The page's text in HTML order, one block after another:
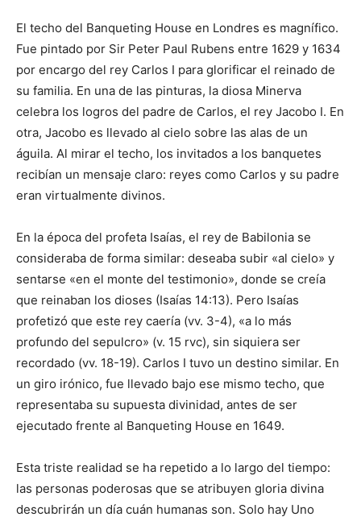
El techo del Banqueting House en Londres es magnífico.
Fue pintado por Sir Peter Paul Rubens entre 1629 y 1634
por encargo del rey Carlos I para glorificar el reinado de
su familia. En una de las pinturas, la diosa Minerva
celebra los logros del padre de Carlos, el rey Jacobo I. En
otra, Jacobo es llevado al cielo sobre las alas de un
águila. Al mirar el techo, los invitados a los banquetes
recibían un mensaje claro: reyes como Carlos y su padre
eran virtualmente divinos.
En la época del profeta Isaías, el rey de Babilonia se
consideraba de forma similar: deseaba subir «al cielo» y
sentarse «en el monte del testimonio», donde se creía
que reinaban los dioses (Isaías 14:13). Pero Isaías
profetizó que este rey caería (vv. 3-4), «a lo más
profundo del sepulcro» (v. 15 rvc), sin siquiera ser
recordado (vv. 18-19). Carlos I tuvo un destino similar. En
un giro irónico, fue llevado bajo ese mismo techo, que
representaba su supuesta divinidad, antes de ser
ejecutado frente al Banqueting House en 1649.
Esta triste realidad se ha repetido a lo largo del tiempo:
las personas poderosas que se atribuyen gloria divina
descubrirán un día cuán humanas son. Solo hay Uno